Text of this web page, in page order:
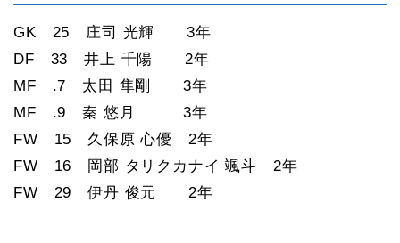
GK 25 庄司 光輝 3年
DF 33 井上 千陽 2年
MF .7 太田 隼剛 3年
MF .9 秦 悠月 3年
FW 15 久保原 心優 2年
FW 16 岡部 タリクカナイ 颯斗 2年
FW 29 伊丹 俊元 2年